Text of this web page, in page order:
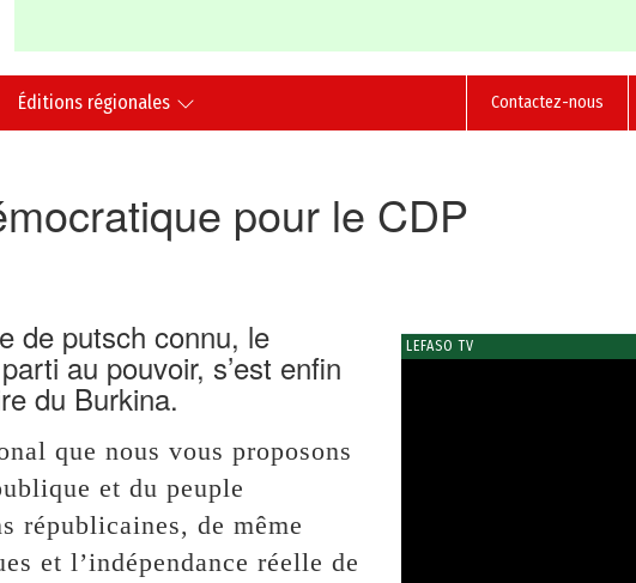
Éditions régionales Contactez-nous
pour le CDP
de putsch connu, le
au pouvoir, s’est enfin
du Burkina.
que nous vous proposons
et du peuple
républicaines, de même
et l’indépendance réelle de
LEFASO TV